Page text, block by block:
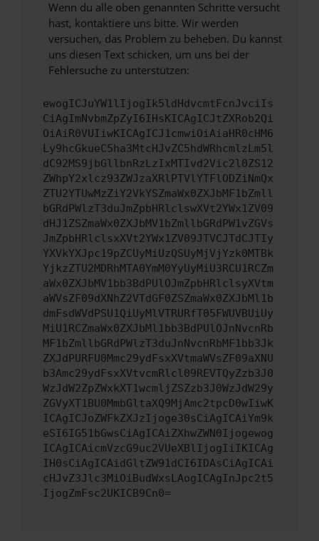
Wenn du alle oben genannten Schritte versucht
hast, kontaktiere uns bitte. Wir werden
versuchen, das Problem zu beheben. Du kannst
uns diesen Text schicken, um uns bei der
Fehlersuche zu unterstützen:
ewogICJuYW1lIjogIk5ldHdvcmtFcnJvciIs
CiAgImNvbmZpZyI6IHsKICAgICJtZXRob2Qi
OiAiR0VUIiwKICAgICJ1cmwiOiAiaHR0cHM6
Ly9hcGkueC5ha3MtcHJvZC5hdWRhcmlzLm5l
dC92MS9jbGllbnRzLzIxMTIvd2Vic2l0ZS12
ZWhpY2xlcz93ZWJzaXRlPTVlYTFlODZiNmQx
ZTU2YTUwMzZiY2VkYSZmaWx0ZXJbMF1bZmll
bGRdPWlzT3duJmZpbHRlclswXVt2YWx1ZV09
dHJ1ZSZmaWx0ZXJbMV1bZmllbGRdPW1vZGVs
JmZpbHRlclsxXVt2YWx1ZV09JTVCJTdCJTIy
YXVkYXJpc19pZCUyMiUzQSUyMjVjYzk0MTBk
YjkzZTU2MDRhMTA0YmM0YyUyMiU3RCU1RCZm
aWx0ZXJbMV1bb3BdPUlOJmZpbHRlclsyXVtm
aWVsZF09dXNhZ2VTdGF0ZSZmaWx0ZXJbMl1b
dmFsdWVdPSU1QiUyMlVTRURfT05FWUVBUiUy
MiU1RCZmaWx0ZXJbMl1bb3BdPUlOJnNvcnRb
MF1bZmllbGRdPWlzT3duJnNvcnRbMF1bb3Jk
ZXJdPURFU0Mmc29ydFsxXVtmaWVsZF09aXNU
b3Amc29ydFsxXVtvcmRlcl09REVTQyZzb3J0
WzJdW2ZpZWxkXT1wcmljZSZzb3J0WzJdW29y
ZGVyXT1BU0MmbGltaXQ9MjAmc2tpcD0wIiwK
ICAgICJoZWFkZXJzIjoge30sCiAgICAiYm9k
eSI6IG51bGwsCiAgICAiZXhwZWN0Ijogewog
ICAgICAicmVzcG9uc2VUeXBlIjogIiIKICAg
IH0sCiAgICAidGltZW91dCI6IDAsCiAgICAi
cHJvZ3Jlc3MiOiBudWxsLAogICAgInJpc2t5
IjogZmFsc2UKICB9Cn0=